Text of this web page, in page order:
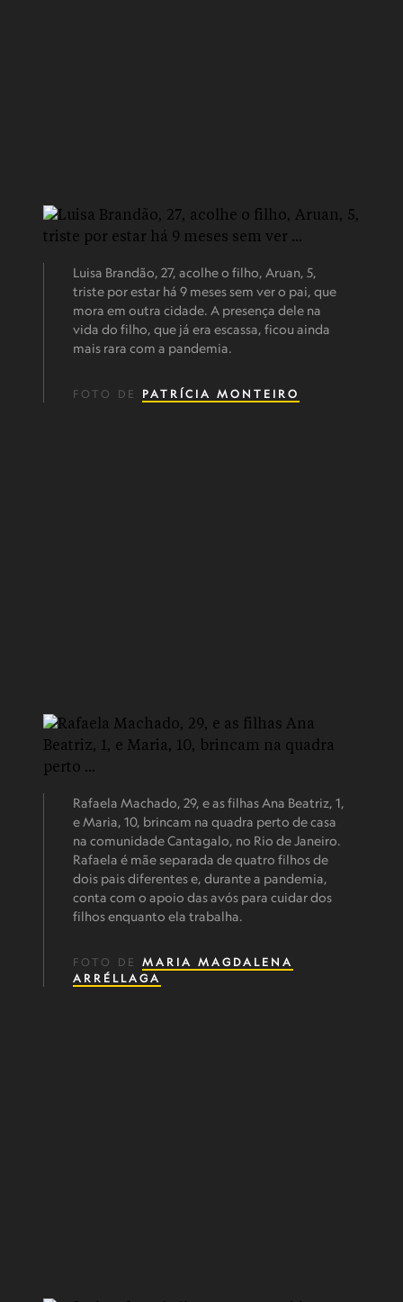
Luisa Brandão, 27, acolhe o filho, Aruan, 5,
triste por estar há 9 meses sem ver o pai, que
mora em outra cidade. A presença dele na
vida do filho, que já era escassa, ficou ainda
mais rara com a pandemia.
FOTO DE PATRÍCIA MONTEIRO
Rafaela Machado, 29, e as filhas Ana Beatriz, 1,
e Maria, 10, brincam na quadra perto de casa
na comunidade Cantagalo, no Rio de Janeiro.
Rafaela é mãe separada de quatro filhos de
dois pais diferentes e, durante a pandemia,
conta com o apoio das avós para cuidar dos
filhos enquanto ela trabalha.
FOTO DE MARIA MAGDALENA
ARRÉLLAGA